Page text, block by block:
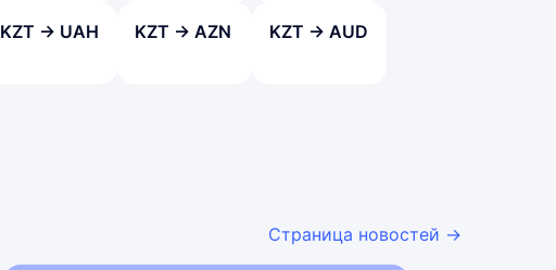
KZT → UAH KZT → AZN KZT → AUD
Страница новостей →